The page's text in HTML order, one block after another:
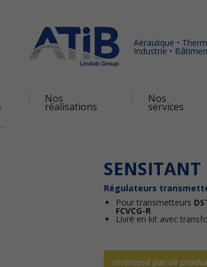
Aéraulique •
Industrie •
Nos
réalisations
Nos
services
SENSITANT
Régulateurs
Pour transmetteurs
FCVCG-R
Livré en kit avec
Intéressé par ce